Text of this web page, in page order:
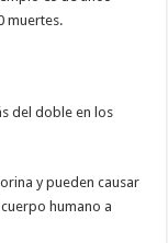
muertes.
del doble en los
y pueden causar
humano a